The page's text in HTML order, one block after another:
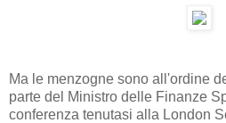
Ma le menzogne sono all'ordine
parte del Ministro delle Finanze
conferenza tenutasi alla London